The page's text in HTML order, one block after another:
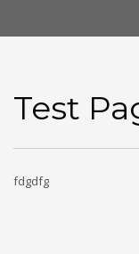
Test
fdgdfg